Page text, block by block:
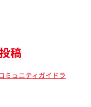
稿
ミュニティガイドラ